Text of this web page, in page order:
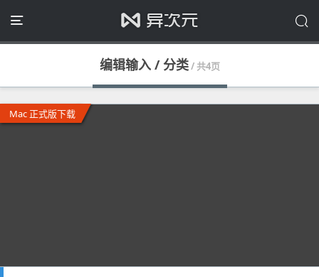
编辑输入 / 分类/ 共4页
Mac 正式版下载